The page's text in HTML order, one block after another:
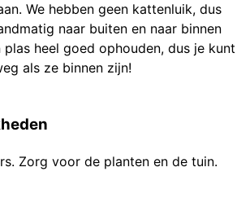
We hebben geen kattenluik, dus
naar buiten en naar binnen
plas heel goed ophouden, dus je kunt
als ze binnen zijn!
Zorg voor de planten en de tuin.